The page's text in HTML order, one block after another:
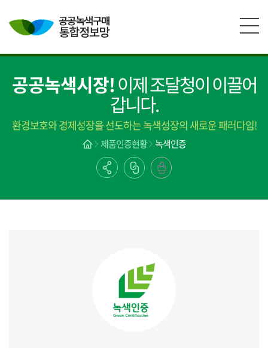
공공녹색시장!이제 조달청이 이끌어
갑니다.
환경보호와 경제성장을 선도하는 녹색성장의 새로운 패러다임!
제품인증현황 녹색인증